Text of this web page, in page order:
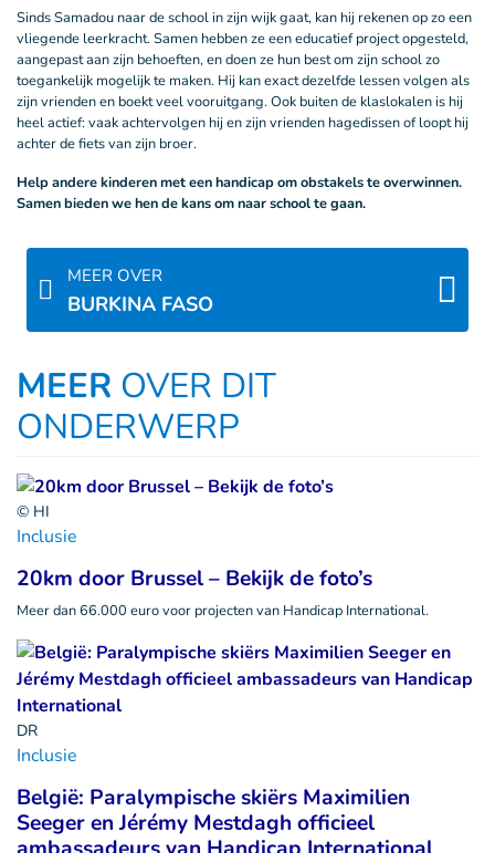
Sinds Samadou naar de school in zijn wijk gaat, kan hij rekenen op zo een
vliegende leerkracht. Samen hebben ze een educatief project opgesteld,
aangepast aan zijn behoeften, en doen ze hun best om zijn school zo
toegankelijk mogelijk te maken. Hij kan exact dezelfde lessen volgen als
zijn vrienden en boekt veel vooruitgang. Ook buiten de klaslokalen is hij
heel actief: vaak achtervolgen hij en zijn vrienden hagedissen of loopt hij
achter de fiets van zijn broer.
Help andere kinderen met een handicap om obstakels te overwinnen.
Samen bieden we hen de kans om naar school te gaan.
MEER OVER
BURKINA FASO
MEER OVER DIT
ONDERWERP
© HI
Inclusie
20km door Brussel – Bekijk de foto’s
Meer dan 66.000 euro voor projecten van Handicap International.
DR
Inclusie
België: Paralympische skiërs Maximilien
Seeger en Jérémy Mestdagh officieel